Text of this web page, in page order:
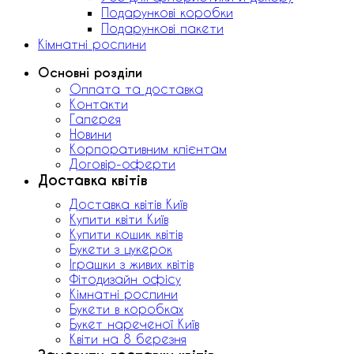
Подарункові коробки
Подарункові пакети
Кімнатні рослини
Основні розділи
Оплата та доставка
Контакти
Галерея
Новини
Корпоративним клієнтам
Договір-оферти
Доставка квітів
Доставка квітів Київ
Купити квіти Київ
Купити кошик квітів
Букети з цукерок
Іграшки з живих квітів
Фітодизайн офісу
Кімнатні рослини
Букети в коробках
Букет нареченої Київ
Квіти на 8 березня